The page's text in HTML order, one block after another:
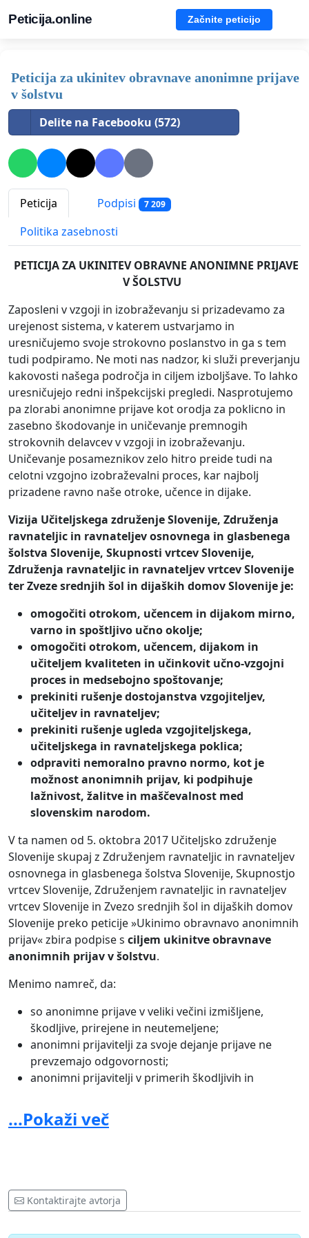
Peticija.online Začnite peticijo
Peticija za ukinitev obravnave anonimne prijave
v šolstvu
Delite na Facebooku (572)
Peticija Podpisi 7 209
Politika zasebnosti
PETICIJA ZA UKINITEV OBRAVNE ANONIMNE PRIJAVE
V ŠOLSTVU
Zaposleni v vzgoji in izobraževanju si prizadevamo za
urejenost sistema, v katerem ustvarjamo in
uresničujemo svoje strokovno poslanstvo in ga s tem
tudi podpiramo. Ne moti nas nadzor, ki služi preverjanju
kakovosti našega področja in ciljem izboljšave. To lahko
uresničujejo redni inšpekcijski pregledi. Nasprotujemo
pa zlorabi anonimne prijave kot orodja za poklicno in
zasebno škodovanje in uničevanje premnogih
strokovnih delavcev v vzgoji in izobraževanju.
Uničevanje posameznikov zelo hitro preide tudi na
celotni vzgojno izobraževalni proces, kar najbolj
prizadene ravno naše otroke, učence in dijake.
Vizija Učiteljskega združenje Slovenije, Združenja
ravnateljic in ravnateljev osnovnega in glasbenega
šolstva Slovenije, Skupnosti vrtcev Slovenije,
Združenja ravnateljic in ravnateljev vrtcev Slovenije
ter Zveze srednjih šol in dijaških domov Slovenije je:
omogočiti otrokom, učencem in dijakom mirno,
varno in spoštljivo učno okolje;
omogočiti otrokom, učencem, dijakom in
učiteljem kvaliteten in učinkovit učno-vzgojni
proces in medsebojno spoštovanje;
prekiniti rušenje dostojanstva vzgojiteljev,
učiteljev in ravnateljev;
prekiniti rušenje ugleda vzgojiteljskega,
učiteljskega in ravnateljskega poklica;
odpraviti nemoralno pravno normo, kot je
možnost anonimnih prijav, ki podpihuje
lažnivost, žalitve in maščevalnost med
slovenskim narodom.
V ta namen od 5. oktobra 2017 Učiteljsko združenje
Slovenije skupaj z Združenjem ravnateljic in ravnateljev
osnovnega in glasbenega šolstva Slovenije, Skupnostjo
vrtcev Slovenije, Združenjem ravnateljic in ravnateljev
vrtcev Slovenije in Zvezo srednjih šol in dijaških domov
Slovenije preko peticije »Ukinimo obravnavo anonimnih
prijav« zbira podpise s ciljem ukinitve obravnave
anonimnih prijav v šolstvu.
Menimo namreč, da:
so anonimne prijave v veliki večini izmišljene,
škodljive, prirejene in neutemeljene;
anonimni prijavitelji za svoje dejanje prijave ne
prevzemajo odgovornosti;
anonimni prijavitelji v primerih škodljivih in
ne občutijo posledic;
anonimni prijavitelji v primerih škodljivih in
ustvarjanje strahu med vzgojitelji, učitelji in
ravnatelji, kar zmanjšuje njihovo ustvarjalnost in
...Pokaži več
Kontaktirajte avtorja